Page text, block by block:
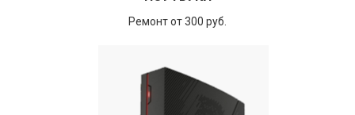
Ремонт от 300 руб.